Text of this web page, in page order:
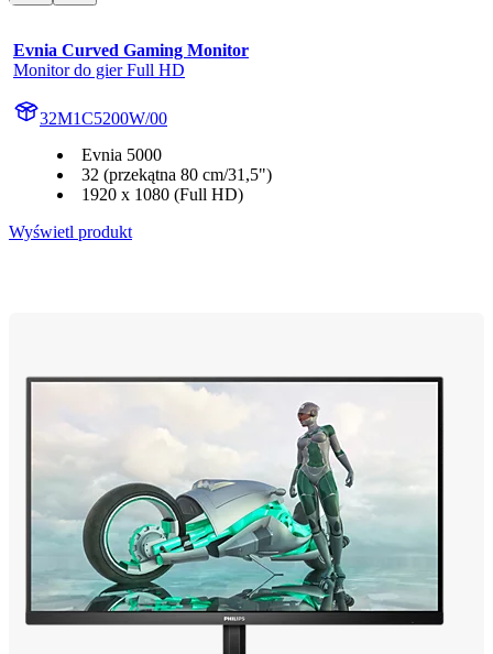
Evnia Curved Gaming Monitor
Monitor do gier Full HD
32M1C5200W/00
Evnia 5000
32 (przekątna 80 cm/31,5")
1920 x 1080 (Full HD)
Wyświetl produkt